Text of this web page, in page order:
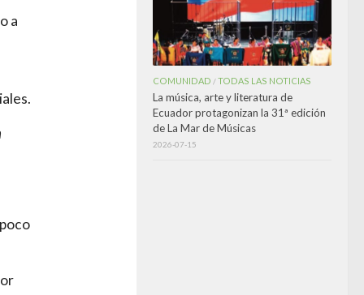
a
COMUNIDAD /TODAS LAS NOTICIAS
La música, arte y literatura de
Ecuador protagonizan la 31ª edición
de La Mar de Músicas
2026-07-15